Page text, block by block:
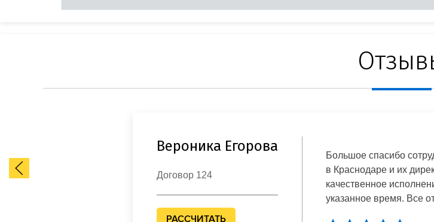
Вероника Егорова
Договор 124
РАССЧИТАТЬ
Большое спасибо
в Краснодаре и их
качественное
указанное время. Все